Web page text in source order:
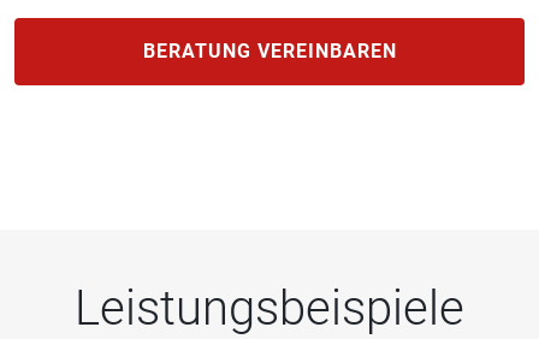
BERATUNG VEREINBAREN
Leistungsbeispiele